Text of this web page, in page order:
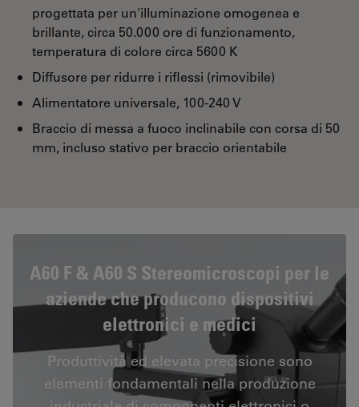
progettata per un'illuminazione omogenea e
brillante, circa 50.000 ore di funzionamento,
temperatura di colore circa 5600 K
Diffusore per ridurre i riflessi (rimovibile)
Alimentatore universale, 100-240 V
Braccio di messa a fuoco inclinabile con corsa di 50
mm, incluso stativo per braccio orientabile
A60 F & A60 S Stereomicroscopi per le
aziende che producono dispositivi
elettronici e medici
Produttività ed elevata precisione sono
elementi fondamentali nella produzione